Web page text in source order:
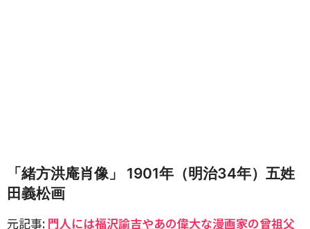
「緒方洪庵肖像」 1901年（明治34年）五姓
田義松画
元記事: 門人には福沢諭吉やあの偉大な漫画家の曾祖父